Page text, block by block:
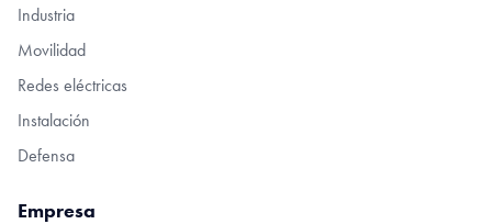
Industria
Movilidad
Redes eléctricas
Instalación
Defensa
Empresa